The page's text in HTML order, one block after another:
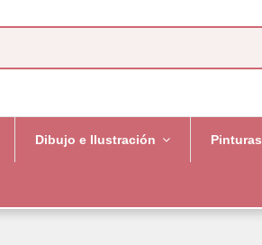
Dibujo e Ilustración Pinturas